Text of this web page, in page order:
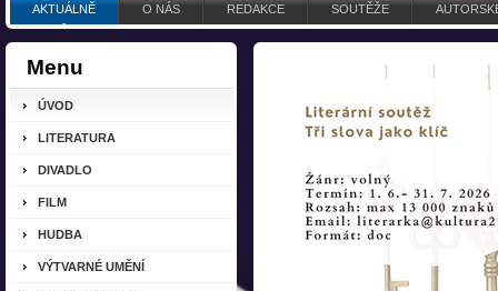
AKTUÁLNĚ O NÁS REDAKCE SOUTĚŽE
Menu
ÚVOD
LITERATURA
DIVADLO
FILM
HUDBA
VÝTVARNÉ UMĚNÍ